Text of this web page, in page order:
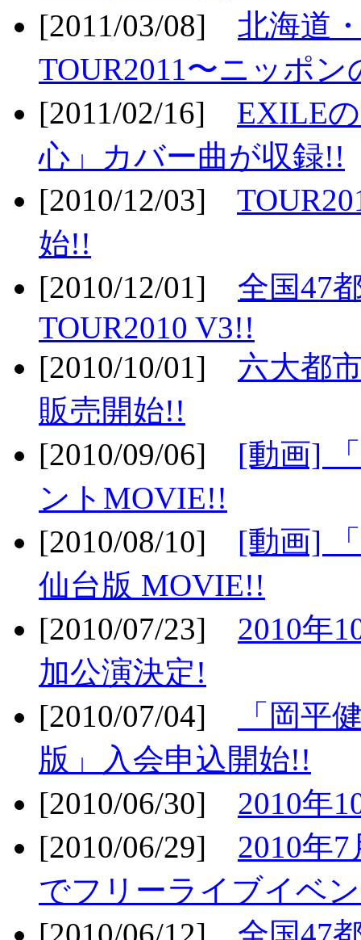
[2011/03/08] 北海道
TOUR2011〜ニッポ
[2011/02/16] EXILE
心」カバー曲が収録!!
[2010/12/03]
始!!
[2010/12/01] 全国47
TOUR2010 V3!!
[2010/10/01] 六大都
販売開始!!
[2010/09/06] [動画]
ントMOVIE!!
[2010/08/10] [動画]
仙台版 MOVIE!!
[2010/07/23] 2010年
加公演決定!
[2010/07/04]
「岡平
版」入会申込開始!!
[2010/06/30] 2010年
[2010/06/29] 2010年
でフリーライブイベ